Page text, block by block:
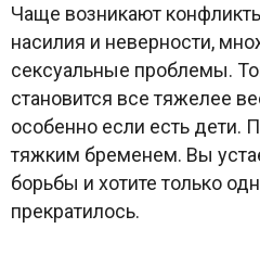
Чаще возникают
насилия и неверности,
сексуальные проблемы.
становится все тяжелее
особенно если есть дети.
тяжким бременем. Вы
борьбы и хотите только
прекратилось.